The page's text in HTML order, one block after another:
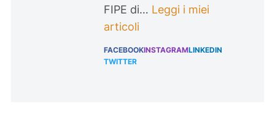
FIPE di… Leggi i miei
articoli
FACEBOOKINSTAGRAMLINKEDIN
TWITTER